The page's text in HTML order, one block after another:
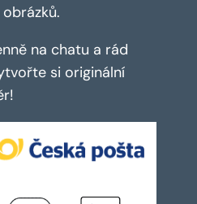
na chatu a rád
si originální